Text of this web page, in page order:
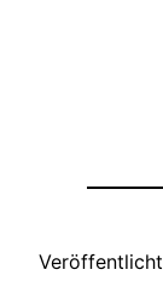
Veröffentlicht